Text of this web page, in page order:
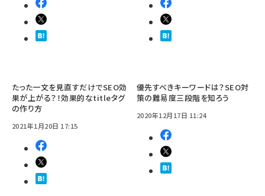
たった一文を見直すだけでSEO効
果が上がる？！効果的なtitleタグ
の作り方
2021年1月20日 17:15
優先すべきキーワードは？SEO対
策の難易度三段階を知ろう
2020年12月17日 11:24